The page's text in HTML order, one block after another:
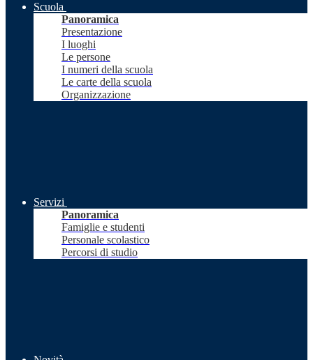
Scuola
Panoramica
Presentazione
I luoghi
Le persone
I numeri della scuola
Le carte della scuola
Organizzazione
Servizi
Panoramica
Famiglie e studenti
Personale scolastico
Percorsi di studio